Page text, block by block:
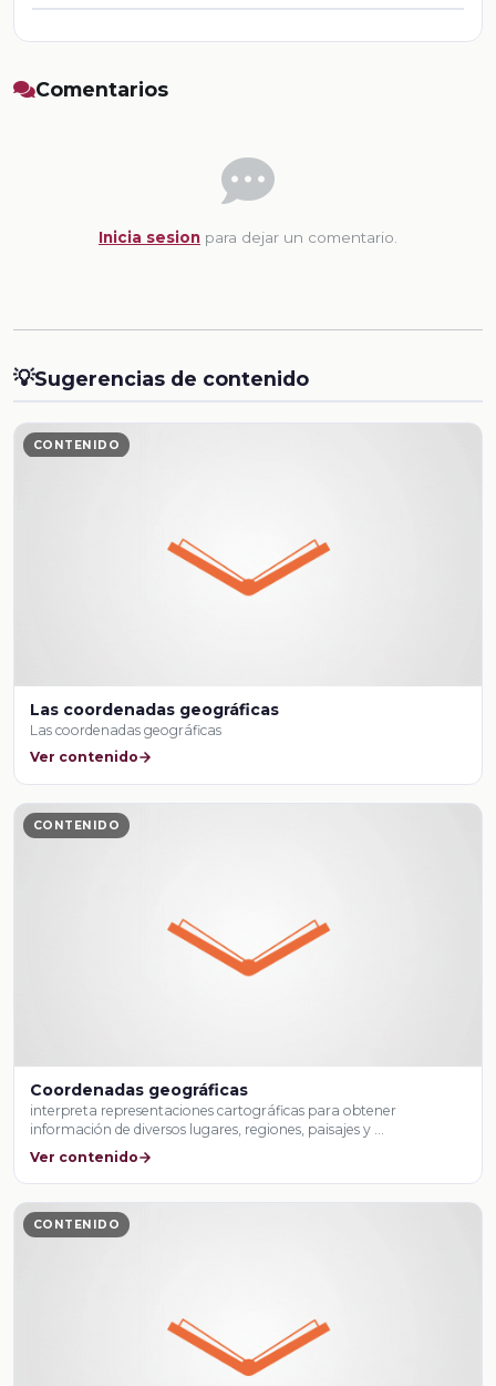
Comentarios
Inicia sesion para dejar un comentario.
💡Sugerencias de contenido
CONTENIDO
Las coordenadas geográficas
Las coordenadas geográficas
Ver contenido
CONTENIDO
Coordenadas geográficas
interpreta representaciones cartográficas para obtener
información de diversos lugares, regiones, paisajes y …
Ver contenido
CONTENIDO